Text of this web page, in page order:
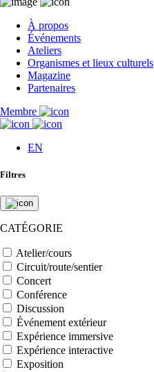
À propos
Événements
Ateliers
Organismes et lieux culturels
Magazine
Partenaires
Membre
EN
Filtres
CATÉGORIE
Atelier/cours
Circuit/route/sentier
Concert
Conférence
Discussion
Événement extérieur
Expérience immersive
Expérience interactive
Exposition